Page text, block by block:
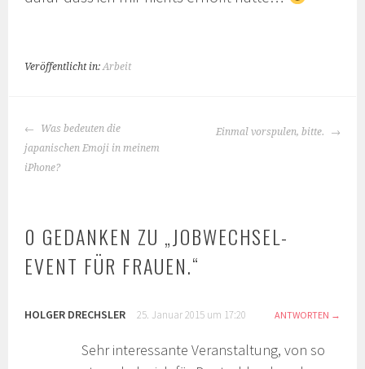
Veröffentlicht in:Arbeit
BEITRAGS-
NAVIGATION
Was bedeuten die
japanischen Emoji in meinem
iPhone?
Einmal vorspulen, bitte.
0 GEDANKEN ZU „JOBWECHSEL-
EVENT FÜR FRAUEN.“
HOLGER DRECHSLER 25. Januar 2015 um 17:20 ANTWORTEN
Sehr interessante Veranstaltung, von so